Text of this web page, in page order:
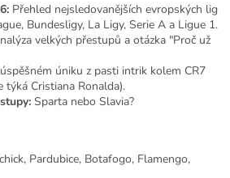
Přehled nejsledovanějších evropských lig
Bundesligy, La Ligy, Serie A a Ligue 1.
velkých přestupů a otázka "Proč už
úniku z pasti intrik kolem CR7
týká Cristiana Ronalda).
Sparta nebo Slavia?
Pardubice, Botafogo, Flamengo,